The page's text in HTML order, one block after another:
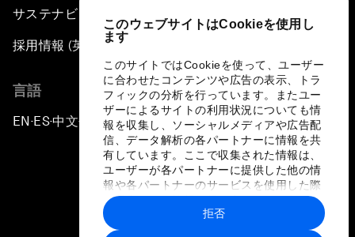
このウェブサイトはCookieを使用し
ます
このサイトではCookieを使って、ユーザー
に合わせたコンテンツや広告の表示、トラ
フィックの分析を行っています。またユー
ザーによるサイトの利用状況についても情
報を収集し、ソーシャルメディアや広告配
信、データ解析の各パートナーに情報を共
有しています。ここで収集された情報は、
ユーザーが各パートナーに提供した他の情
報や各パートナーのサービスを使用した際
に収集された情報と組み合わされ、各パー
トナーによって使用されることがありま
す。
拒否
サステナビリティへの取り組み
採用情報 (英語のみ)
言語
EN ▪ES▪中文▪ 日本語
プライバシーポリシーと利用規約